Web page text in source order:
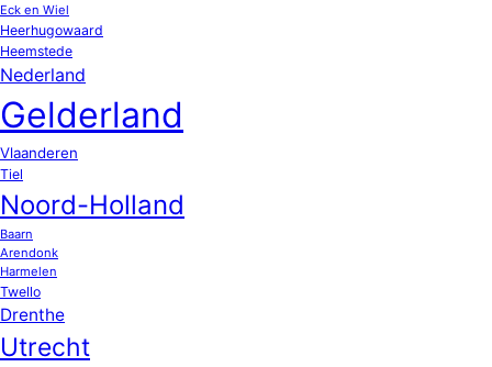
Eck en Wiel
Heerhugowaard
Heemstede
Nederland
Gelderland
Vlaanderen
Tiel
Noord-Holland
Baarn
Arendonk
Harmelen
Twello
Drenthe
Utrecht